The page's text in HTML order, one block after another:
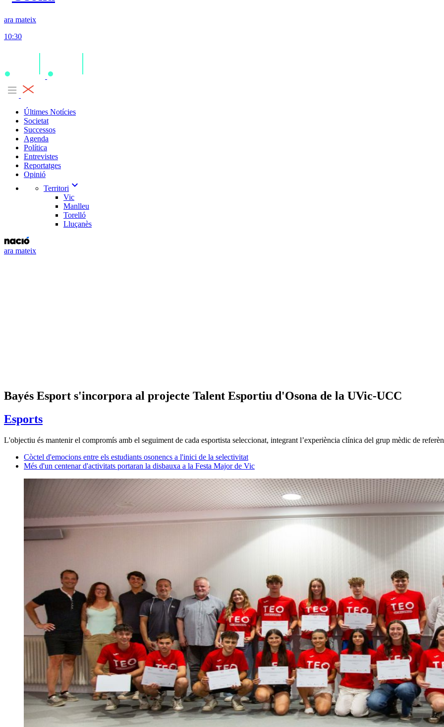
ara mateix
10:30
Últimes Notícies
Societat
Successos
Agenda
Política
Entrevistes
Reportatges
Opinió
Territori expand_more
Vic
Manlleu
Torelló
Lluçanès
ara mateix
Bayés Esport s'incorpora al projecte Talent Esportiu d'Osona de la UVic-UCC
Esports
L'objectiu és mantenir el compromís amb el seguiment de cada esportista seleccionat, integrant l’experiència clínica del grup mèdic de
Còctel d'emocions entre els estudiants osonencs a l'inici de la selectivitat
Més d'un centenar d'activitats portaran la disbauxa a la Festa Major de Vic